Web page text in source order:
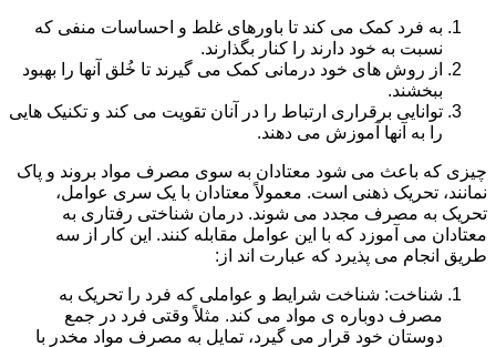
به فرد کمک می کند تا باورهای غلط و احساسات منفی که
نسبت به خود دارند را کنار بگذارند.
از روش های خود درمانی کمک می گیرند تا خُلق آنها را بهبود
ببخشند.
توانایی برقراری ارتباط را در آنان تقویت می کند و تکنیک هایی
را به آنها آموزش می دهند.
چیزی که باعث می شود معتادان به سوی مصرف مواد بروند و پاک
نمانند، تحریک ذهنی است. معمولاً معتادان با یک سری عوامل،
تحریک به مصرف مجدد می شوند. درمان شناختی رفتاری به
معتادان می آموزد که با این عوامل مقابله کنند. این کار از سه
طریق انجام می پذیرد که عبارت اند از:
شناخت: شناخت شرایط و عواملی که فرد را تحریک به
مصرف دوباره ی مواد می کند. مثلاً وقتی فرد در جمع
دوستان خود قرار می گیرد، تمایل به مصرف مواد مخدر با